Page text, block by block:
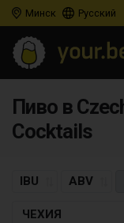
Минск Русский
Пиво в
Cocktails
IBU ABV
ЧЕХИЯ